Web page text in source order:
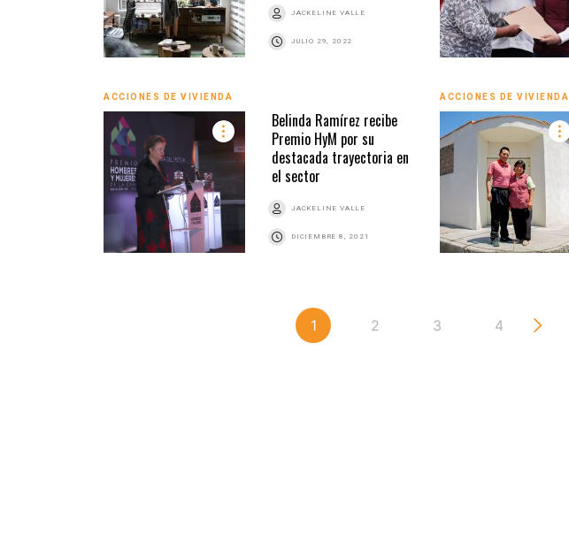
JACKELINE VALLE
JULIO 29, 2022
ACCIONES DE VIVIENDA
Belinda Ramírez recibe
Premio HyM por su
destacada trayectoria en
el sector
JACKELINE VALLE
DICIEMBRE 8, 2021
ACCIONES DE VIVIENDA
1 2 3 4